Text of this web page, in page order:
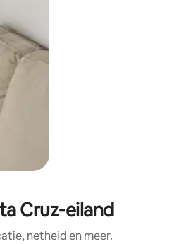
Cruz-eiland
netheid en meer.